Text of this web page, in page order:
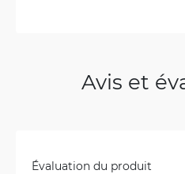
Avis et
Évaluation du produit